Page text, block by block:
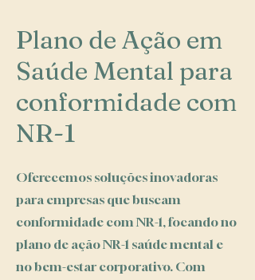
Plano de Ação em
Saúde Mental para
conformidade com
NR-1
Oferecemos soluções inovadoras
para empresas que buscam
conformidade com NR-1, focando no
plano de ação NR-1 saúde mental e
no bem-estar corporativo. Com